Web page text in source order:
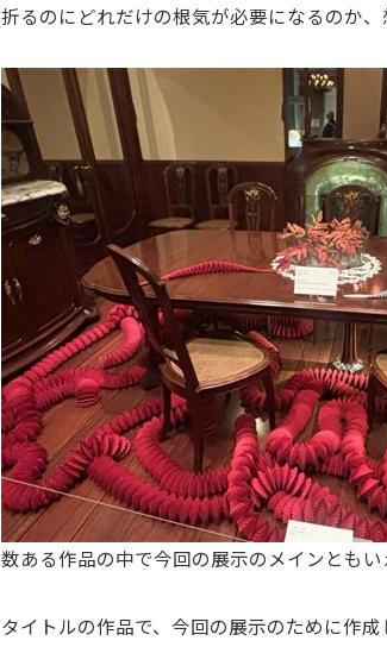
折るのにどれだけの根気が必要になるのか
数ある作品の中で今回の展示のメインとも
タイトルの作品で、今回の展示のために作成